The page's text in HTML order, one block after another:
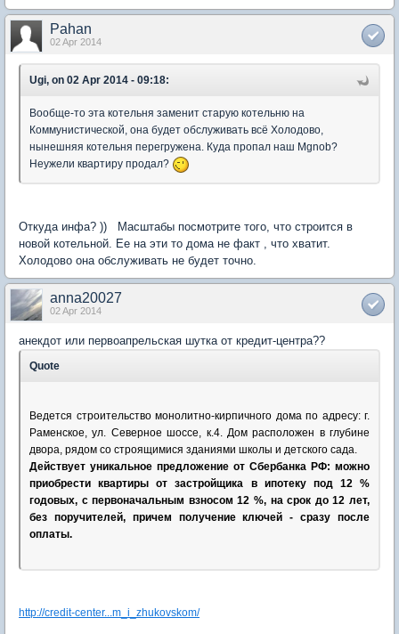
Pahan
02 Apr 2014
Ugi, on 02 Apr 2014 - 09:18:
Вообще-то эта котельня заменит старую котельню на
Коммунистической, она будет обслуживать всё Холодово,
нынешняя котельня перегружена. Куда пропал наш Mgnob?
Неужели квартиру продал?
Откуда инфа? )) Масштабы посмотрите того, что строится в
новой котельной. Ее на эти то дома не факт , что хватит.
Холодово она обслуживать не будет точно.
anna20027
02 Apr 2014
анекдот или первоапрельская шутка от кредит-центра??
Quote
Ведется строительство монолитно-кирпичного дома по адресу: г.
Раменское, ул. Северное шоссе, к.4. Дом расположен в глубине
двора, рядом со строящимися зданиями школы и детского сада.
Действует уникальное предложение от Сбербанка РФ: можно
приобрести квартиры от застройщика в ипотеку под 12 %
годовых, с первоначальным взносом 12 %, на срок до 12 лет,
без поручителей, причем получение ключей - сразу после
оплаты.
http://credit-center...m_i_zhukovskom/